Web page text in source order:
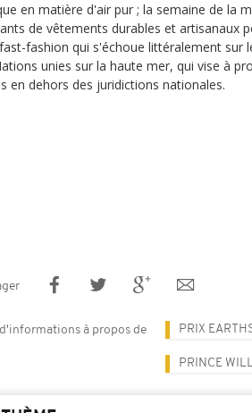
en matière d'air pur ; la semaine de la
de vêtements durables et artisanaux
fashion qui s'échoue littéralement sur
unies sur la haute mer, qui vise à
en dehors des juridictions nationales.
à propos de PRIX
PRINCE